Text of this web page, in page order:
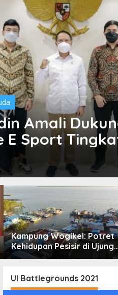
Amali
E Sport
Kampung Wogikel: Potret
Kehidupan Pesisir di Ujung
Selatan Papua yang
Keterbatasan
UI Battlegrounds 2021